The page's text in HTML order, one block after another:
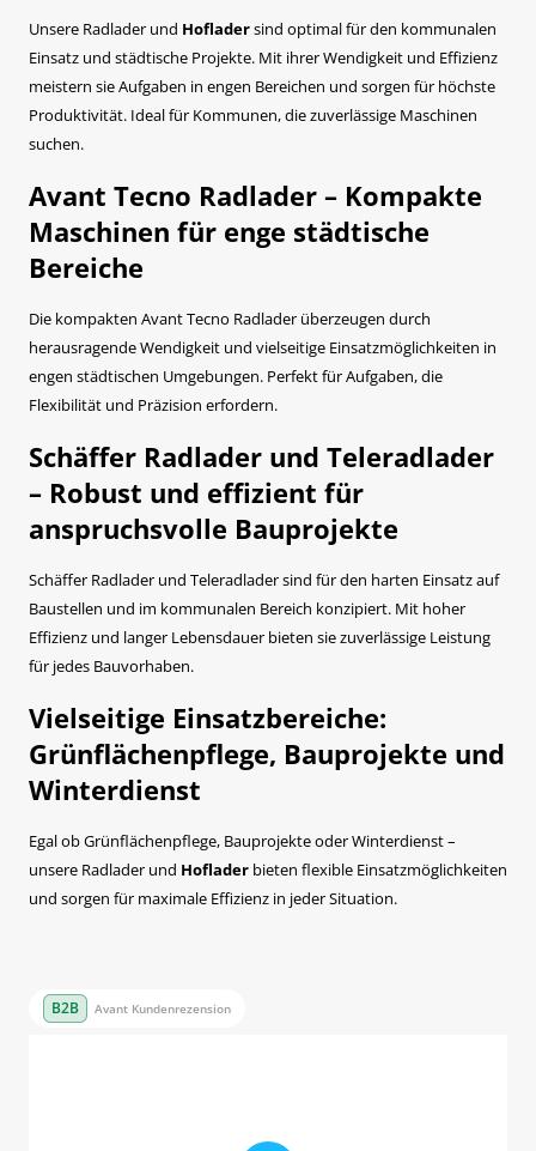
Unsere Radlader und Hofladersind optimal für den kommunalen
Einsatz und städtische Projekte. Mit ihrer Wendigkeit und Effizienz
meistern sie Aufgaben in engen Bereichen und sorgen für höchste
Produktivität. Ideal für Kommunen, die zuverlässige Maschinen
suchen.
Avant Tecno Radlader – Kompakte
Maschinen für enge städtische
Bereiche
Die kompakten Avant Tecno Radlader überzeugen durch
herausragende Wendigkeit und vielseitige Einsatzmöglichkeiten in
engen städtischen Umgebungen. Perfekt für Aufgaben, die
Flexibilität und Präzision erfordern.
Schäffer Radlader und Teleradlader
– Robust und effizient für
anspruchsvolle Bauprojekte
Schäffer Radlader und Teleradlader sind für den harten Einsatz auf
Baustellen und im kommunalen Bereich konzipiert. Mit hoher
Effizienz und langer Lebensdauer bieten sie zuverlässige Leistung
für jedes Bauvorhaben.
Vielseitige Einsatzbereiche:
Grünflächenpflege, Bauprojekte und
Winterdienst
Egal ob Grünflächenpflege, Bauprojekte oder Winterdienst –
unsere Radlader und Hoflader bieten flexible Einsatzmöglichkeiten
und sorgen für maximale Effizienz in jeder Situation.
Avant Kundenrezension